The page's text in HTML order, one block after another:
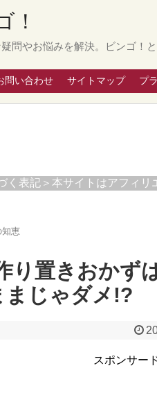
！
問やお悩みを解決。ビンゴ！
問い合わせ サイトマップ プ
く表記＞本サイトはアフィ
知恵
り置きおかず
まじゃダメ!?
スポンサー